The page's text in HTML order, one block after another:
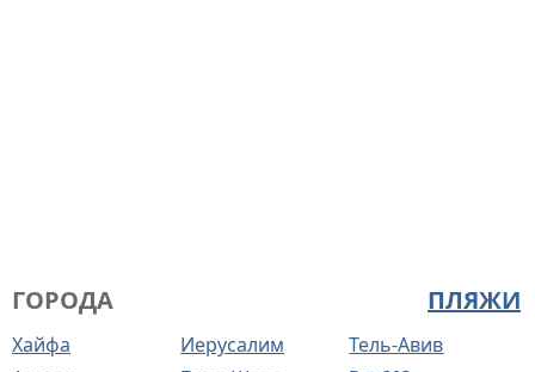
ПЛЯЖИ
ГОРОДА
Хайфа Иерусалим
Тель-Авив